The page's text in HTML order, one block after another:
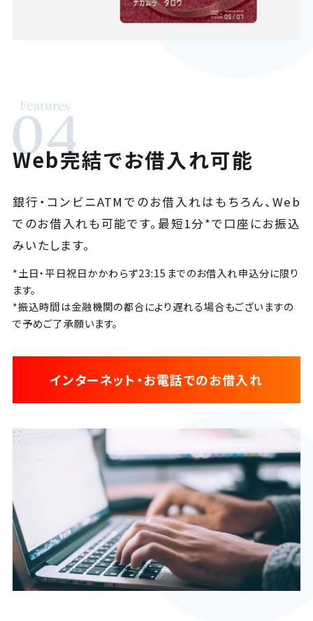
Web完結でお借入れ可能
銀行・コンビニATMでのお借入れはもちろん、Web
でのお借入れも可能です。最短1分*で口座にお振込
みいたします。
*土日・平日祝日かかわらず23:15までのお借入れ申込分に限り
ます。
*振込時間は金融機関の都合により遅れる場合もございますの
で予めご了承願います。
インターネット・お電話でのお借入れ